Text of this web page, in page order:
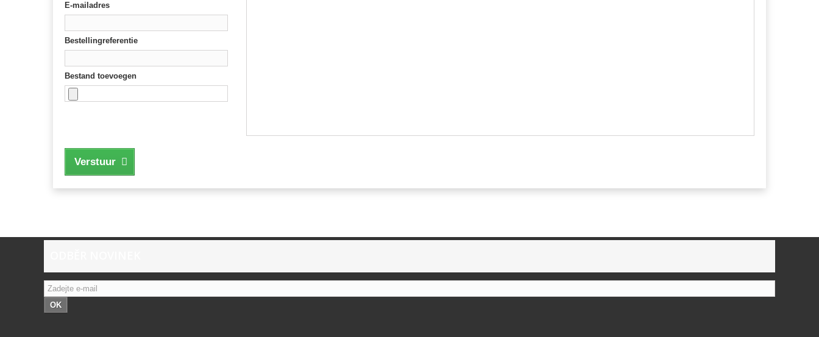
E-mailadres
Bestellingreferentie
Bestand toevoegen
Verstuur
OK